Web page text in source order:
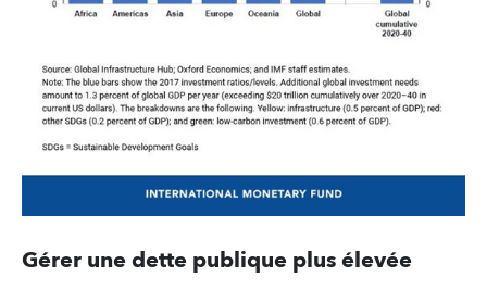
Gérer une dette publique plus élevée